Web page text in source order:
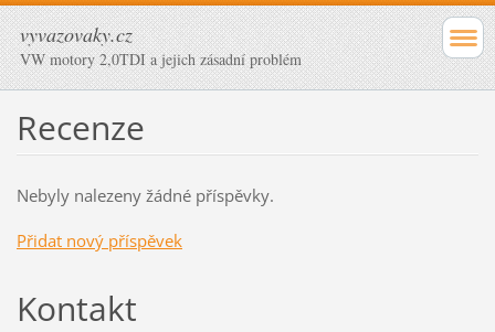
vyvazovaky.cz
VW motory 2,0TDI a jejich zásadní problém
Recenze
Nebyly nalezeny žádné příspěvky.
Přidat nový příspěvek
Kontakt